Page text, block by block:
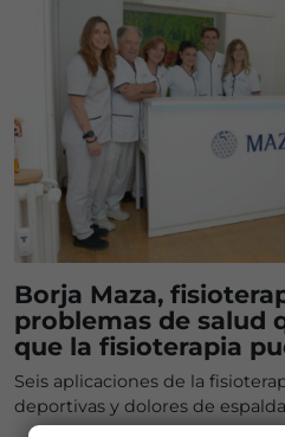
Borja Maza,
problemas de salud
que la fisioterapia
Seis aplicaciones de la
deportivas y dolores de espalda